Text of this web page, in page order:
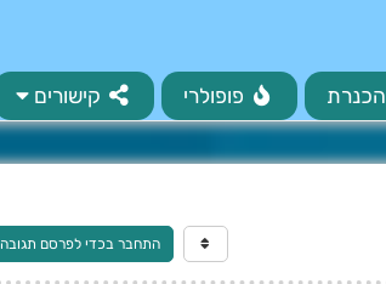
הכנרת פופולרי קישורים
התחבר בכדי לפרסם תגובה